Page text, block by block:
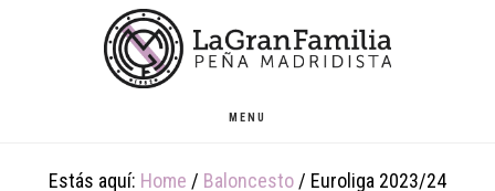
MENU
Estás aquí: Home / Baloncesto / Euroliga 2023/24